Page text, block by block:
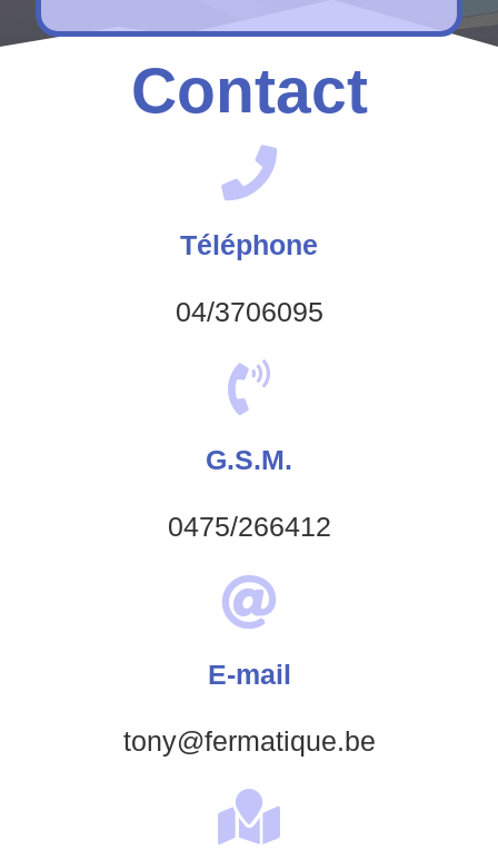
Contact
Téléphone
04/3706095
G.S.M.
0475/266412
E-mail
tony@fermatique.be